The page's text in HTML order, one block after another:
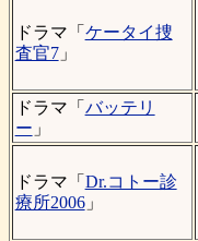
ドラマ「 ケータイ捜
査官7」
ドラマ「 バッテリ
ー 」
ドラマ「 Dr.コトー診
療所2006」